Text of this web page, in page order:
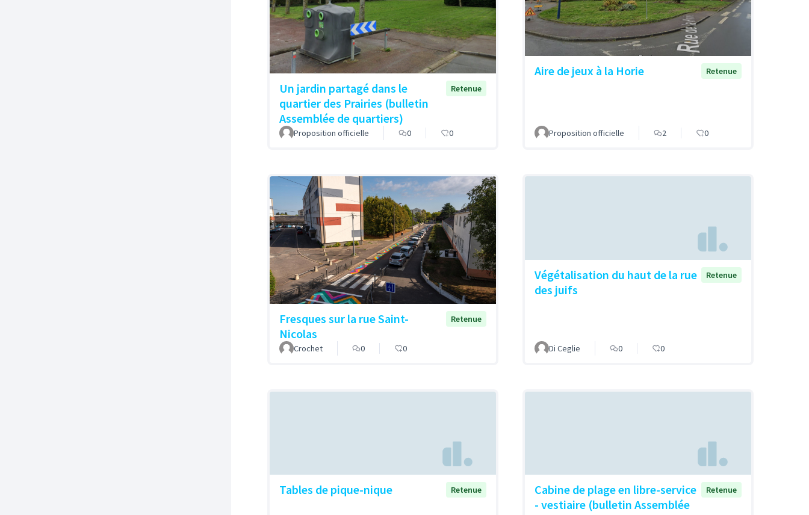
Un jardin partagé dans le
quartier des Prairies (bulletin
Assemblée de quartiers)
Retenue
Proposition officielle 0 0
Aire de jeux à la Horie Retenue
Proposition officielle 2 0
Fresques sur la rue Saint-
Nicolas
Retenue
Crochet 0 0
Végétalisation du haut de la rue
des juifs
Retenue
Di Ceglie 0 0
Tables de pique-nique Retenue
Cabine de plage en libre-service
- vestiaire (bulletin Assemblée
Retenue